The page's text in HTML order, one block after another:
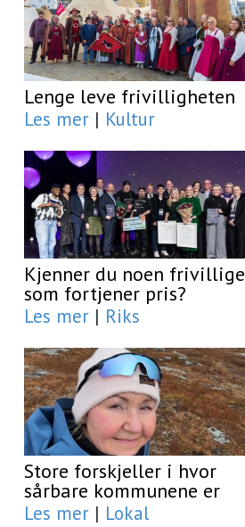
Lenge leve frivilligheten
Les mer | Kultur
Kjenner du noen frivillige
som fortjener pris?
Les mer | Riks
Store forskjeller i hvor
sårbare kommunene er
Les mer | Lokal